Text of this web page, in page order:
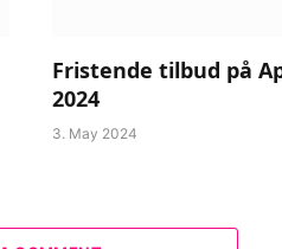
Fristende tilbud på
2024
3. May 2024